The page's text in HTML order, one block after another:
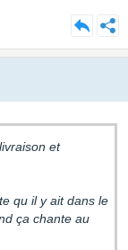
et
qu il y ait dans le
ça chante au